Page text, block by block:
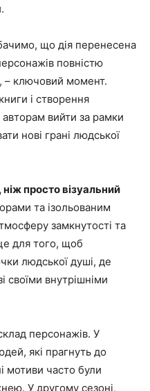
що дія перенесена
повністю
– ключовий момент.
і створення
авторам вийти за рамки
нові грані людської
просто візуальний
та ізольованим
замкнутості та
для того, щоб
людської душі, де
своїми внутрішніми
персонажів. У
які прагнуть до
мотиви часто були
У другому сезоні,